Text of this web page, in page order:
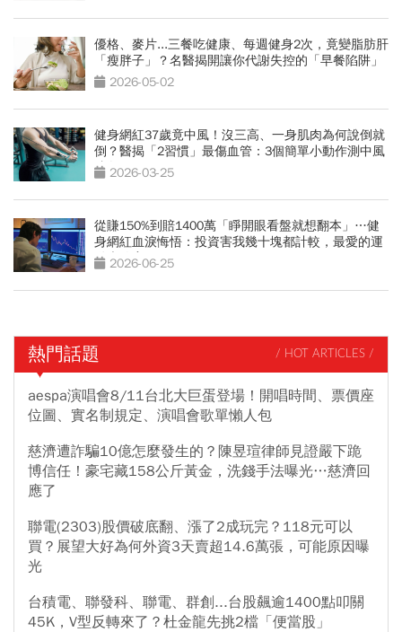
優格、麥片...三餐吃健康、每週健身2次，竟變脂肪肝
「瘦胖子」？名醫揭開讓你代謝失控的「早餐陷阱」
2026-05-02
健身網紅37歲竟中風！沒三高、一身肌肉為何說倒就
倒？醫揭「2習慣」最傷血管：3個簡單小動作測中風
跡象2026-03-25
從賺150%到賠1400萬「睜開眼看盤就想翻本」…健
身網紅血淚悔悟：投資害我幾十塊都計較，最愛的運
動也放棄
2026-06-25
熱門話題 / HOT ARTICLES /
aespa演唱會8/11台北大巨蛋登場！開唱時間、票價座
位圖、實名制規定、演唱會歌單懶人包
慈濟遭詐騙10億怎麼發生的？陳昱瑄律師見證嚴下跪
博信任！豪宅藏158公斤黃金，洗錢手法曝光…慈濟回
應了
聯電(2303)股價破底翻、漲了2成玩完？118元可以
買？展望大好為何外資3天賣超14.6萬張，可能原因曝
光
台積電、聯發科、聯電、群創...台股飆逾1400點叩關
45K，V型反轉來了？杜金龍先挑2檔「便當股」